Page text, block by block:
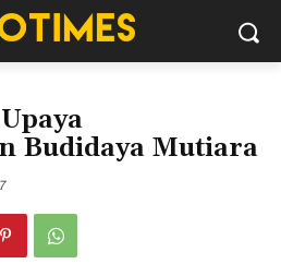
Budidaya Mutiara